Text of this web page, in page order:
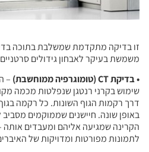
משמשת בעיקר לאבחון גידולים
• בדיקת CT (טומוגרפיה ממוחשבת)
–
שימוש בקרני רנטגן שנפלטות מכמה
דרך רקמות הגוף השונות. כל רקמה
באופן שונה. חיישנים שממוקמים
הקרינה שמגיעה אליהם ומעבדים
לתמונות מפורטות ומדויקות של